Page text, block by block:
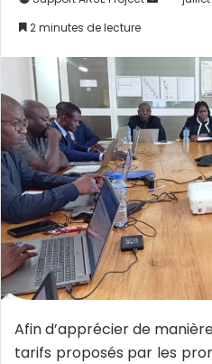
y
e
r
u
n
c
o
u
r
i
e
l
2 minutes de lecture
Afin d’apprécier de
tarifs proposés par les